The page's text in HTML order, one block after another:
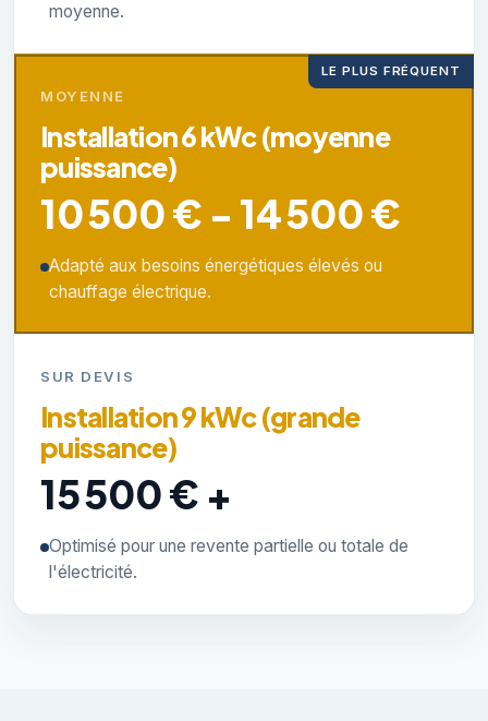
moyenne.
LE PLUS FRÉQUENT
MOYENNE
Installation 6 kWc (moyenne
puissance)
10 500 € - 14 500 €
Adapté aux besoins énergétiques élevés ou
chauffage électrique.
SUR DEVIS
Installation 9 kWc (grande
puissance)
15 500 € +
Optimisé pour une revente partielle ou totale de
l'électricité.